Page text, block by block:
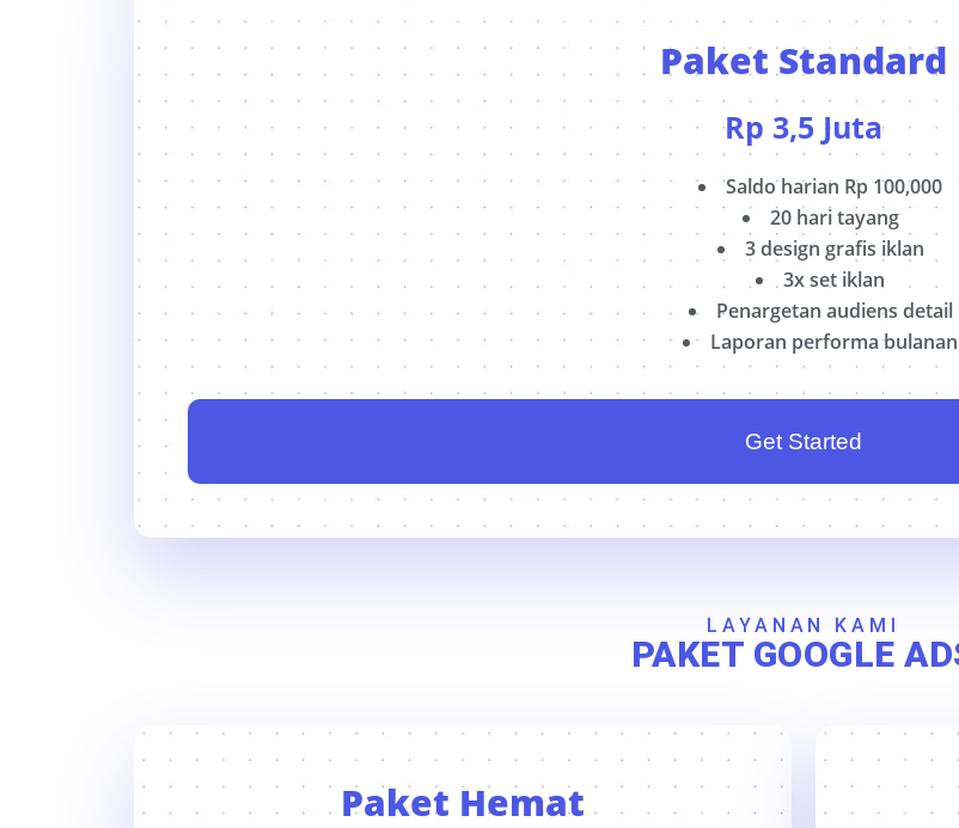
Paket Standard
Rp 3,5 Juta
Saldo harian Rp 100,000
20 hari tayang
3 design grafis iklan
3x set iklan
Penargetan audiens detail
Laporan performa bulanan
Get Started
LAYANAN KAMI
PAKET GOOGLE
Paket Hemat